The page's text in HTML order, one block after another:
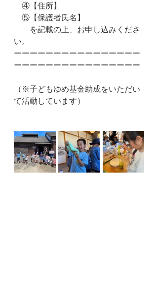
④【住所】
⑤【保護者氏名】
を記載の上、お申し込みくださ
い。
ーーーーーーーーーーーーーーーー
ーーーーーーーーーーーーーーーー
（※子どもゆめ基金助成をいただい
て活動しています）